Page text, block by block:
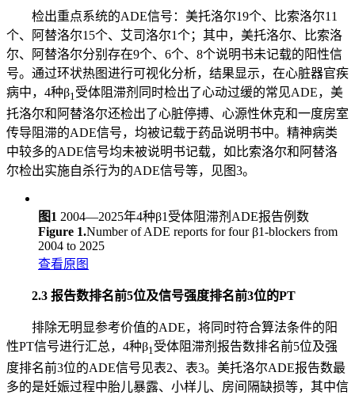
检出重点系统的ADE信号：美托洛尔19个、比索洛尔11
个、阿替洛尔15个、艾司洛尔1个；其中，美托洛尔、比索洛
尔、阿替洛尔分别存在9个、6个、8个说明书未记载的阳性信
号。通过环状热图进行可视化分析，结果显示，在心脏器官疾
病中，4种β1 受体阻滞剂同时检出了心动过缓的常见ADE，美
托洛尔和阿替洛尔还检出了心脏停搏、心源性休克和一度房室
传导阻滞的ADE信号，均被记载于药品说明书中。精神病类
中较多的ADE信号均未被说明书记载，如比索洛尔和阿替洛
尔检出实施自杀行为的ADE信号等，见图3。
图1 2004—2025年4种β1受体阻滞剂ADE报告例数
Figure 1.Number of ADE reports for four β1-blockers from
2004 to 2025
查看原图
2.3 报告数排名前5位及信号强度排名前3位的PT
排除无明显参考价值的ADE，将同时符合算法条件的阳
性PT信号进行汇总，4种β1受体阻滞剂报告数排名前5位及强
度排名前3位的ADE信号见表2、表3。美托洛尔ADE报告数最
多的是妊娠过程中胎儿暴露、小样儿、房间隔缺损等，其中信